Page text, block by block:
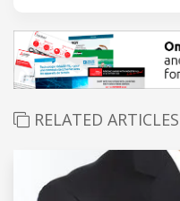
RELATED ARTICLES